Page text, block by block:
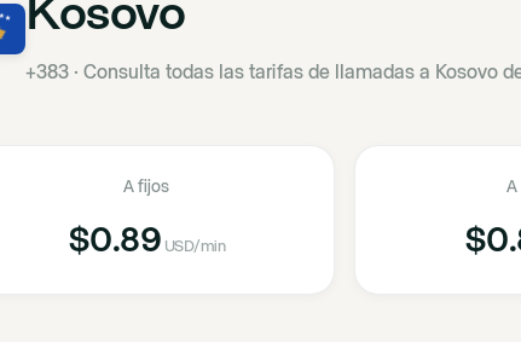
Kosovo
+383 · Consulta todas las tarifas de llamadas a Kosovo
A fijos
$0.89 USD/min
A